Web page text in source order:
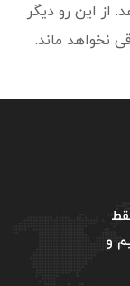
از این رو دیگر
نخواهد ماند.
و